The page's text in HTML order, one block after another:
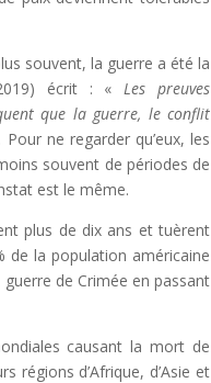
souvent, la guerre a été la
écrit : « Les preuves
que la guerre, le conflit
Pour ne regarder qu’eux, les
souvent de périodes de
est le même.
plus de dix ans et tuèrent
de la population américaine
de Crimée en passant
causant la mort de
régions d’Afrique, d’Asie et